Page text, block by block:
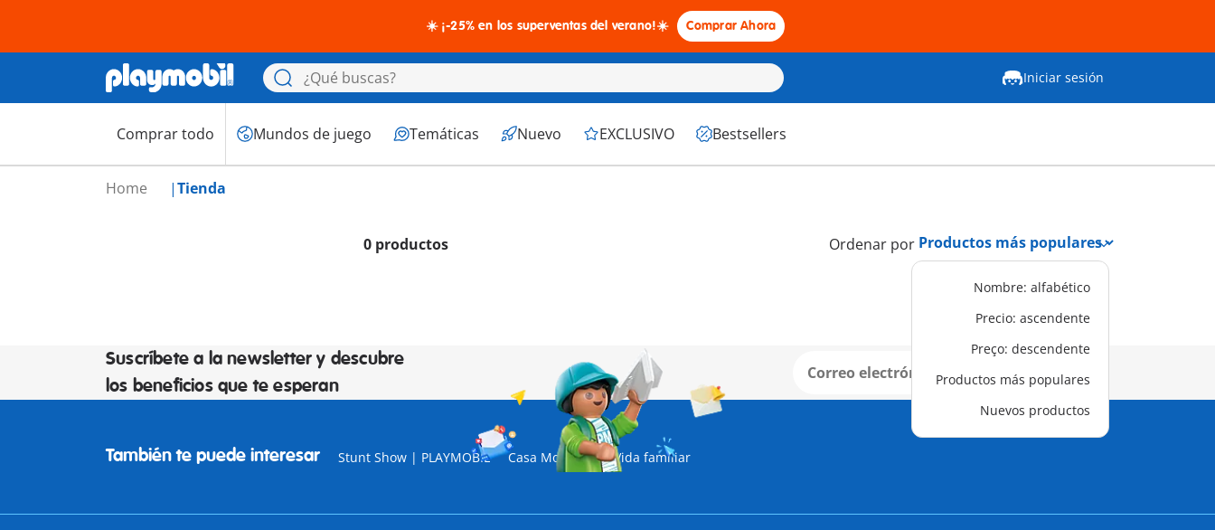
☀️ ¡-25% en los superventas del verano!☀️ Comprar Ahora
Iniciar sesión
Comprar todo Mundos de juego Temáticas Nuevo EXCLUSIVO Bestsellers
Home Tienda
0 productos Ordenar por
Nombre: alfabético
Precio: ascendente
Preço: descendente
Productos más populares
Nuevos productos
Suscríbete a la newsletter y descubre
los beneficios que te esperan
Registrar
También te puede interesar Stunt Show | PLAYMOBIL Casa Moderna Vida familiar